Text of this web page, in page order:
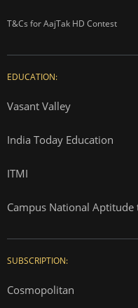
T&Cs for AajTak HD Contest
EDUCATION:
Vasant Valley
India Today Education
ITMI
Campus National Aptitude
SUBSCRIPTION:
Cosmopolitan